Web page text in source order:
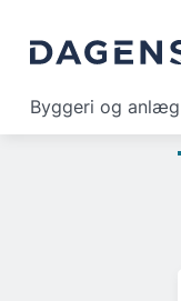
Byggeri og anlæg